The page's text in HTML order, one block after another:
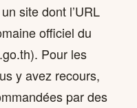
site dont l’URL
officiel du
Pour les
y avez recours,
par des